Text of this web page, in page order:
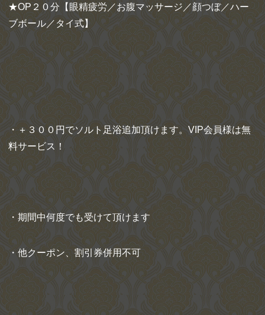
★OP２０分【眼精疲労／お腹マッサージ／顔つぼ／ハー
ブボール／タイ式】
・＋３００円でソルト足浴追加頂けます。VIP会員様は無
料サービス！
・期間中何度でも受けて頂けます
・他クーポン、割引券併用不可